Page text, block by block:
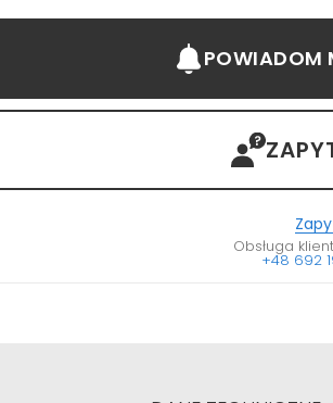
POWIADOM
Obsługa
+48 692